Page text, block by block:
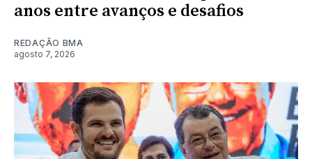
anos entre avanços e desafios
REDAÇÃO BMA
agosto 7, 2026